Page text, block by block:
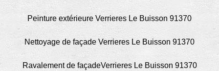
Peinture extérieure Verrieres Le Buisson 91370
Nettoyage de façade Verrieres Le Buisson 91370
Ravalement de façadeVerrieres Le Buisson 91370